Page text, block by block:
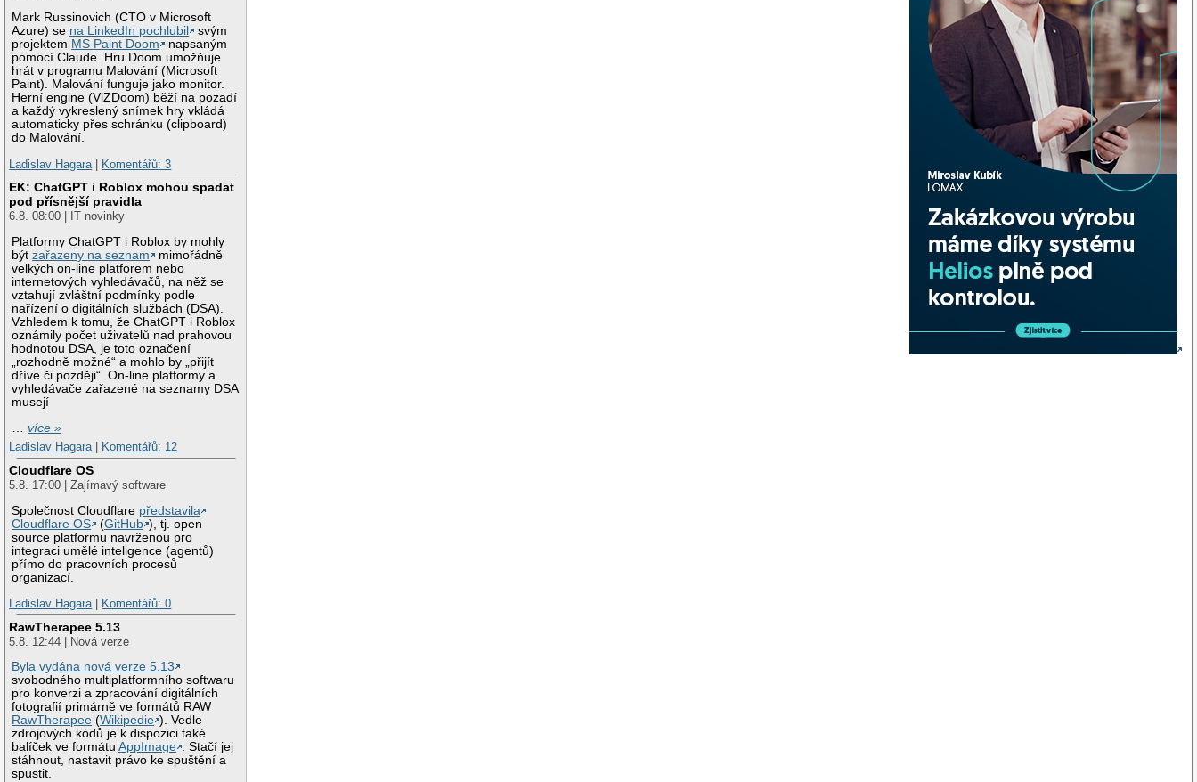
Mark Russinovich (CTO v Microsoft
Azure) se na LinkedIn pochlubil
svým
projektem MS Paint Doom
napsaným
pomocí Claude. Hru Doom umožňuje
hrát v programu Malování (Microsoft
Paint). Malování funguje jako monitor.
Herní engine (ViZDoom) běží na pozadí
a každý vykreslený snímek hry vkládá
automaticky přes schránku (clipboard)
do Malování.
Ladislav Hagara
Komentářů: 3
EK: ChatGPT i Roblox mohou spadat
pod přísnější pravidla
6.8. 08:00 | IT novinky
Platformy ChatGPT i Roblox by mohly
býtzařazeny na seznam
mimořádně
velkých on-line platforem nebo
internetových vyhledávačů, na něž se
vztahují zvláštní podmínky podle
nařízení o digitálních službách (DSA).
Vzhledem k tomu, že ChatGPT i Roblox
oznámily počet uživatelů nad prahovou
hodnotou DSA, je toto označení
„rozhodně možné“ a mohlo by „přijít
dříve či později“. On-line platformy a
vyhledávače zařazené na seznamy DSA
musejí
…více »
Ladislav Hagara| Komentářů: 12
Cloudflare OS
5.8. 17:00 | Zajímavý software
Společnost Cloudflare představila
Cloudflare OS
(GitHub ), tj. open
source platformu navrženou pro
integraci umělé inteligence (agentů)
přímo do pracovních procesů
organizací.
Ladislav Hagara| Komentářů: 0
RawTherapee 5.13
5.8. 12:44 | Nová verze
Byla vydána nová verze 5.13
svobodného multiplatformního softwaru
pro konverzi a zpracování digitálních
fotografií primárně ve formátů RAW
RawTherapee (Wikipedie ). Vedle
zdrojových kódů je k dispozici také
balíček ve formátuAppImage . Stačí jej
stáhnout, nastavit právo ke spuštění a
spustit.